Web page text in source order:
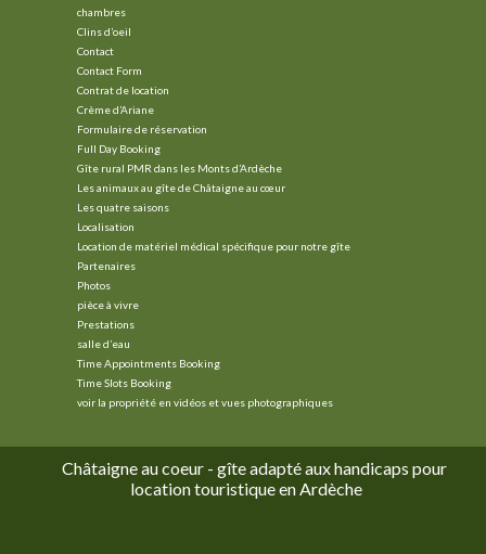
chambres
Clins d’oeil
Contact
Contact Form
Contrat de location
Crème d’Ariane
Formulaire de réservation
Full Day Booking
Gîte rural PMR dans les Monts d’Ardèche
Les animaux au gîte de Châtaigne au cœur
Les quatre saisons
Localisation
Location de matériel médical spécifique pour notre gîte
Partenaires
Photos
pièce à vivre
Prestations
salle d’eau
Time Appointments Booking
Time Slots Booking
voir la propriété en vidéos et vues photographiques
Châtaigne au coeur - gîte adapté aux handicaps pour
location touristique en Ardèche